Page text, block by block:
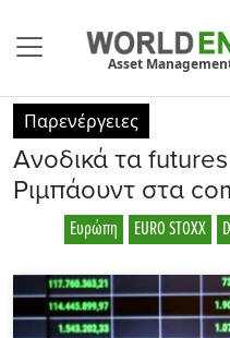
Asset
Παρενέργειες
Ανοδικά τα
Ριμπάουντ στα
EURO STOXX
Ευρώπη